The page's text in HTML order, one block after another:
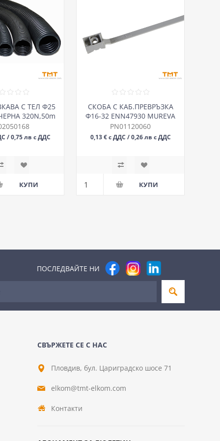
С ТЕЛ Ф25
320N,50m
/ 0,75 лв с ДДС
СКОБА С КАБ.ПРЕВРЪЗКА
Ф16-32 ENN47930 MUREVA
FIX
PN01120060
0,13 € с ДДС / 0,26 лв с ДДС
ПОСЛЕДВАЙТЕ НИ
СВЪРЖЕТЕ СЕ С НАС
Пловдив, бул. Цариградско шосе 71
elkom@tmt-elkom.com
Контакти